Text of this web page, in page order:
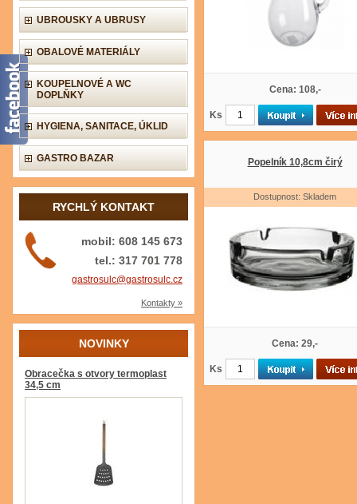
UBROUSKY A UBRUSY
OBALOVÉ MATERIÁLY
KOUPELNOVÉ A WC
DOPLŇKY
HYGIENA, SANITACE, ÚKLID
GASTRO BAZAR
RYCHLÝ KONTAKT
mobil: 608 145 673
tel.: 317 701 778
gastrosulc@gastrosulc.cz
Kontakty »
NOVINKY
Obracečka s otvory termoplast
34,5 cm
Cena: 108,-
Ks
Popelník 10,8cm čirý
Dostupnost: Skladem
Cena: 29,-
Ks